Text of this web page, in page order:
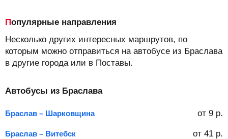
Популярные направления
Несколько других интересных маршрутов, по
которым можно отправиться на автобусе из Браслава
в другие города или в Поставы.
Автобусы из Браслава
Браслав – Шарковщина от 9 р.
Браслав – Витебск от 41 р.